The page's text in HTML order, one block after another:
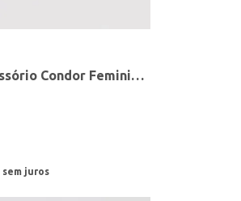
Relógio + Acessório Condor Feminino PRATA